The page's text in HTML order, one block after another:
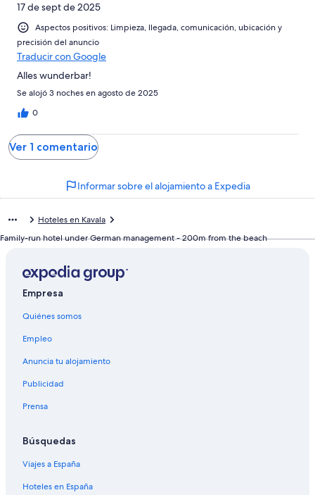
Normal
Mediocre
de
Horrible
17 de sept de 2025
Aspectos positivos: Limpieza, llegada, comunicación, ubicación y
precisión del anuncio
Traducir con Google
Alles wunderbar!
Se alojó 3 noches en agosto de 2025
0
Ver 1 comentario
Informar sobre el alojamiento a Expedia
Hoteles en Kavala
Family-run hotel under German management - 200m from the beach
Empresa
Quiénes somos
Empleo
Anuncia tu alojamiento
Publicidad
Prensa
Búsquedas
Viajes a España
Hoteles en España